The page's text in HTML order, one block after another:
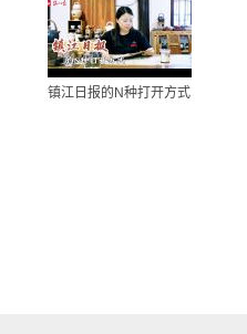
镇江日报的N种打开方式